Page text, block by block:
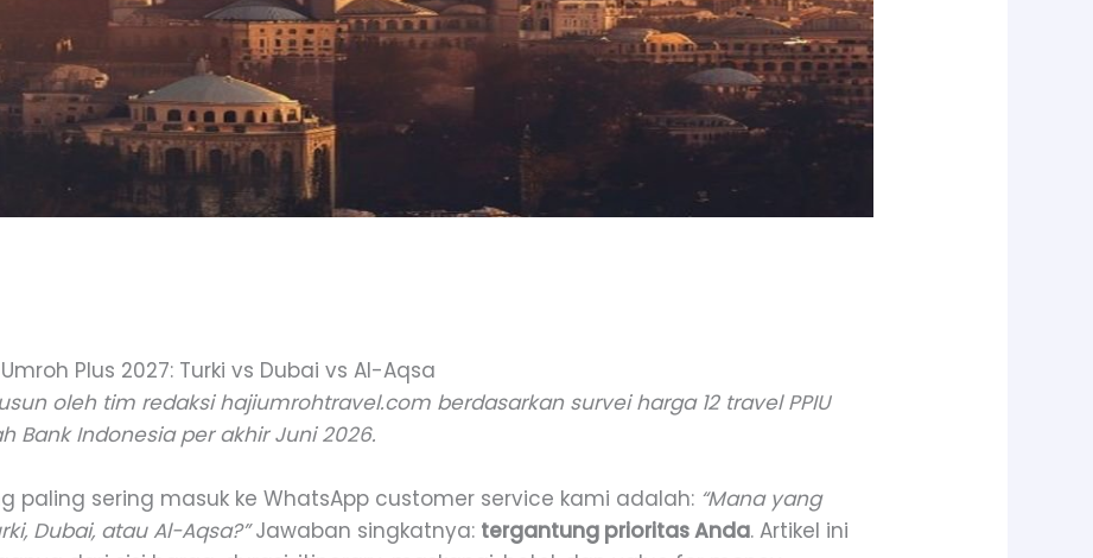
Plus 2027: Turki vs Dubai vs Al-Aqsa
oleh tim redaksi hajiumrohtravel.com berdasarkan survei harga 12 travel PPIU
Bank Indonesia per akhir Juni 2026.
paling sering masuk ke WhatsApp customer service kami adalah: “Mana yang
Dubai, atau Al-Aqsa?”Jawaban singkatnya: tergantung prioritas Anda. Artikel ini